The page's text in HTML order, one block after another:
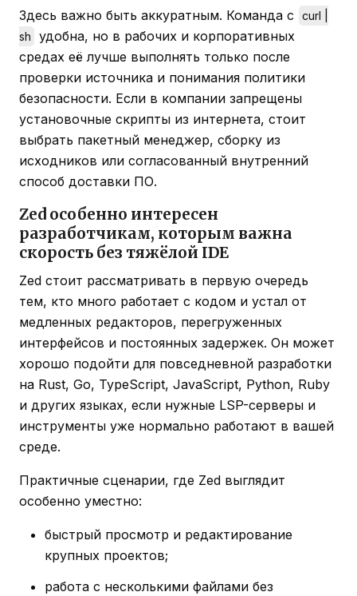
Здесь важно быть аккуратным. Команда с
curl |
sh
удобна, но в рабочих и корпоративных
средах её лучше выполнять только после
проверки источника и понимания политики
безопасности. Если в компании запрещены
установочные скрипты из интернета, стоит
выбрать пакетный менеджер, сборку из
исходников или согласованный внутренний
способ доставки ПО.
Zed особенно интересен
разработчикам, которым важна
скорость без тяжёлой IDE
Zed стоит рассматривать в первую очередь
тем, кто много работает с кодом и устал от
медленных редакторов, перегруженных
интерфейсов и постоянных задержек. Он может
хорошо подойти для повседневной разработки
на Rust, Go, TypeScript, JavaScript, Python, Ruby
и других языках, если нужные LSP-серверы и
инструменты уже нормально работают в вашей
среде.
Практичные сценарии, где Zed выглядит
особенно уместно:
быстрый просмотр и редактирование
крупных проектов;
работа с несколькими файлами без